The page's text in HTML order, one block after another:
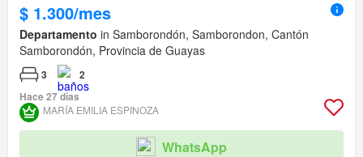
$ 1.300/mes
Departamento in Samborondón, Samborondon, Cantón
Samborondón, Provincia de Guayas
3
2
Hace 27 días
MARÍA EMILIA ESPINOZA
WhatsApp